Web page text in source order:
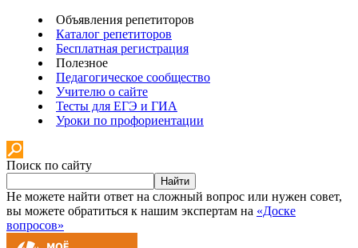
Объявления репетиторов
Каталог репетиторов
Бесплатная регистрация
Полезное
Педагогическое сообщество
Учителю о сайте
Тесты для ЕГЭ и ГИА
Уроки по профориентации
Поиск по сайту
Найти
Не можете найти ответ на сложный вопрос или нужен совет,
вы можете обратиться к нашим экспертам на «Доске
вопросов»